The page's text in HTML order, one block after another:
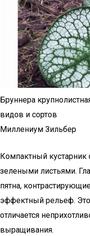
Бруннера
видов и сортов
Миллениум Зильбер
Компактный кустарник
зелеными листьями.
пятна,
эффектный рельеф.
отличается
выращивания.